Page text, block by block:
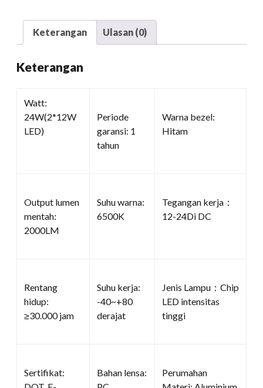
Keterangan Ulasan (0)
Keterangan
Watt:
24W(2*12W
LED)
Periode
garansi: 1
tahun
Warna bezel:
Hitam
Output lumen
mentah:
2000LM
Suhu warna:
6500K
Tegangan kerja：
12-24Di DC
Rentang
hidup:
≥30.000 jam
Suhu kerja:
-40~+80
derajat
Jenis Lampu：Chip
LED intensitas
tinggi
Sertifikat:
Bahan lensa:
Perumahan